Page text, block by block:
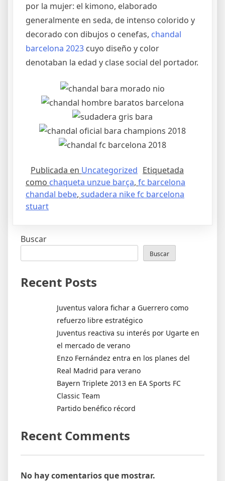
por la mujer: el kimono, elaborado
generalmente en seda, de intenso colorido y
decorado con dibujos o cenefas, chandal
barcelona 2023 cuyo diseño y color
denotaban la edad y clase social del portador.
Publicada en Uncategorized Etiquetada
como chaqueta unzue barça, fc barcelona
chandal bebe, sudadera nike fc barcelona
stuart
Buscar
Buscar
Recent Posts
Juventus valora fichar a Guerrero como
refuerzo libre estratégico
Juventus reactiva su interés por Ugarte en
el mercado de verano
Enzo Fernández entra en los planes del
Real Madrid para verano
Bayern Triplete 2013 en EA Sports FC
Classic Team
Partido benéfico récord
Recent Comments
No hay comentarios que mostrar.